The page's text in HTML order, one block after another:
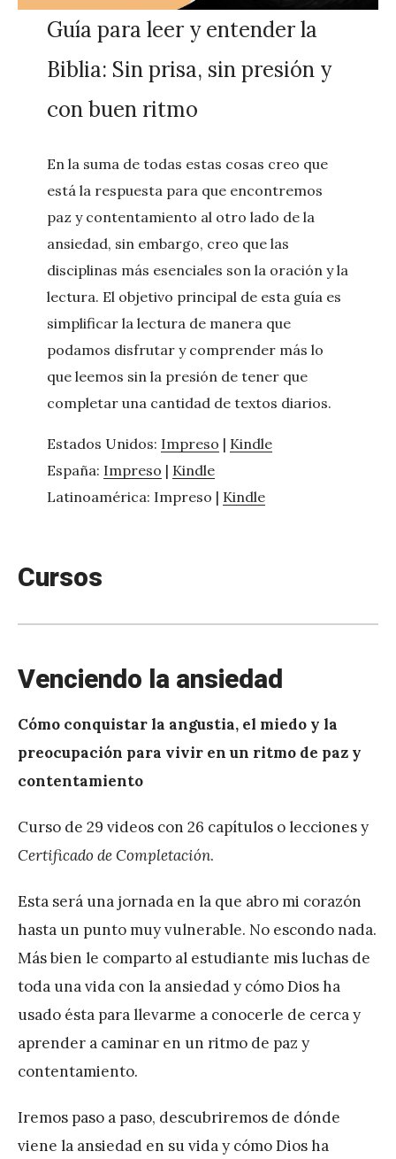
Guía para leer y entender la
Biblia: Sin prisa, sin presión y
con buen ritmo
En la suma de todas estas cosas creo que
está la respuesta para que encontremos
paz y contentamiento al otro lado de la
ansiedad, sin embargo, creo que las
disciplinas más esenciales son la oración y la
lectura. El objetivo principal de esta guía es
simplificar la lectura de manera que
podamos disfrutar y comprender más lo
que leemos sin la presión de tener que
completar una cantidad de textos diarios.
Estados Unidos: Impreso | Kindle
España: Impreso | Kindle
Latinoamérica: Impreso | Kindle
Cursos
Venciendo la ansiedad
Cómo conquistar la angustia, el miedo y la
preocupación para vivir en un ritmo de paz y
contentamiento
Curso de 29 videos con 26 capítulos o lecciones y
Certificado de Completación.
Esta será una jornada en la que abro mi corazón
hasta un punto muy vulnerable. No escondo nada.
Más bien le comparto al estudiante mis luchas de
toda una vida con la ansiedad y cómo Dios ha
usado ésta para llevarme a conocerle de cerca y
aprender a caminar en un ritmo de paz y
contentamiento.
Iremos paso a paso, descubriremos de dónde
viene la ansiedad en su vida y cómo Dios ha